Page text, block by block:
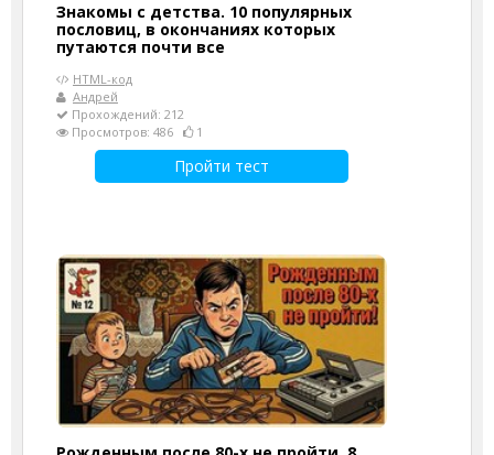
Знакомы с детства. 10 популярных
пословиц, в окончаниях которых
путаются почти все
HTML-код
Андрей
Прохождений: 212
Просмотров: 486
1
Пройти тест